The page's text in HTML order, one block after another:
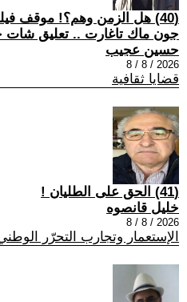
(40) هل الزمن وهم؟! موقف
جون ماك تاغارت .. تعليق
حسين عجيب
2026 / 8 / 8
قضايا ثقافية
(41) الحق على الطليان !
خليل قانصوه
2026 / 8 / 8
الإستعمار وتجارب التحرّر